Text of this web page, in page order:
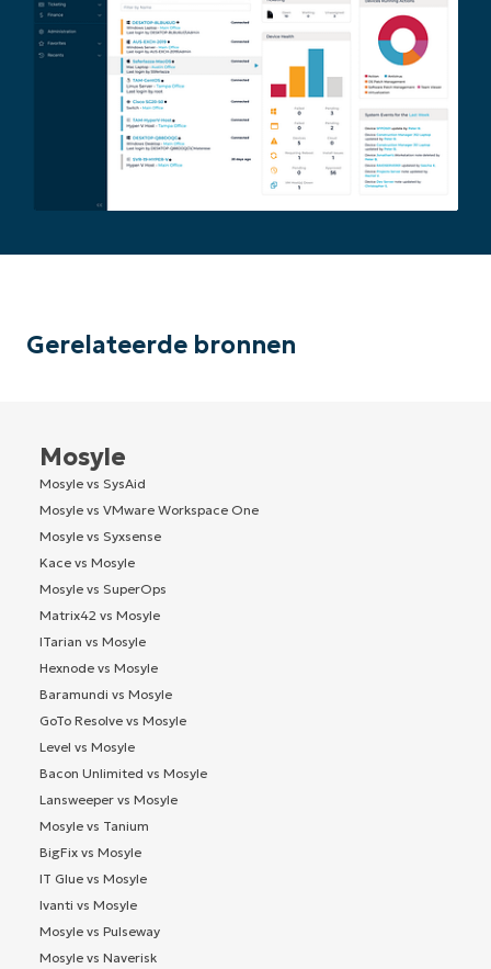
Gerelateerde bronnen
Mosyle
Mosyle vs SysAid
Mosyle vs VMware Workspace One
Mosyle vs Syxsense
Kace vs Mosyle
Mosyle vs SuperOps
Matrix42 vs Mosyle
ITarian vs Mosyle
Hexnode vs Mosyle
Baramundi vs Mosyle
GoTo Resolve vs Mosyle
Level vs Mosyle
Bacon Unlimited vs Mosyle
Lansweeper vs Mosyle
Mosyle vs Tanium
BigFix vs Mosyle
IT Glue vs Mosyle
Ivanti vs Mosyle
Mosyle vs Pulseway
Mosyle vs Naverisk